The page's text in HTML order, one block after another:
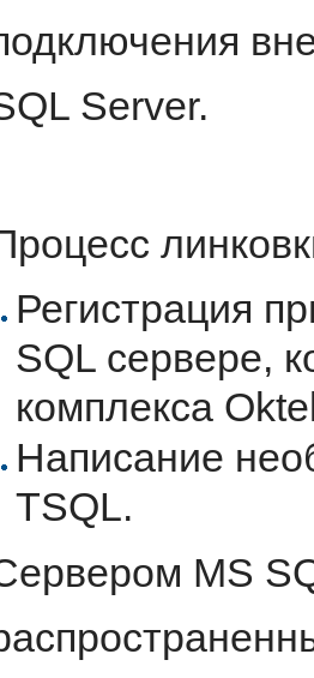
Server.
Регистрация
SQL сервере,
комплекса
Написание
TSQL.
MS